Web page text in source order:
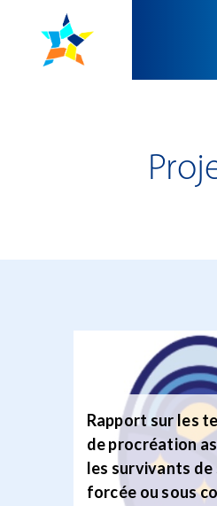
Rapport sur les
de procréation
les survivants
forcée ou sous